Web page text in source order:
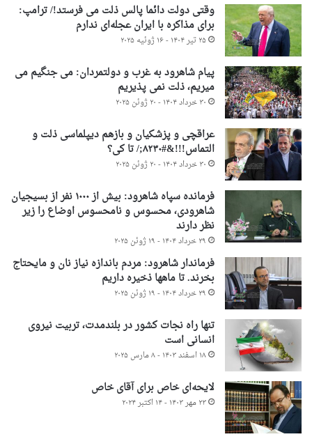
وقتی دولت دائما پالس ذلت می فرستد!/ ترامپ:
برای مذاکره با ایران عجله‌ای ندارم
۲۵ تیر ۱۴۰۴ - ۱۶ ژوئیه ۲۰۲۵
پیام شاهرود به غرب و دولتمردان: می جنگیم می
میریم، ذلت نمی پذیریم
۳۰ خرداد ۱۴۰۴ - ۲۰ ژوئن ۲۰۲۵
عراقچی و پزشکیان و بازهم دیپلماسی ذلت و
التماس!!!&#۸۲۳۰;/ تا کی؟
۳۰ خرداد ۱۴۰۴ - ۲۰ ژوئن ۲۰۲۵
فرمانده سپاه شاهرود: بیش از ۱۰۰۰ نفر از بسیجیان
شاهرودی، محسوس و نامحسوس اوضاع را زیر
نظر دارند
۲۹ خرداد ۱۴۰۴ - ۱۹ ژوئن ۲۰۲۵
فرماندار شاهرود: مردم باندازه نیاز نان و مایحتاج
بخرند. تا ماهها ذخیره داریم
۲۹ خرداد ۱۴۰۴ - ۱۹ ژوئن ۲۰۲۵
تنها راه نجات کشور در بلندمدت، تربیت نیروی
انسانی است
۱۸ اسفند ۱۴۰۳ - ۸ مارس ۲۰۲۵
لایحه‌ای خاص برای آقای خاص
۲۳ مهر ۱۴۰۳ - ۱۴ اکتبر ۲۰۲۴